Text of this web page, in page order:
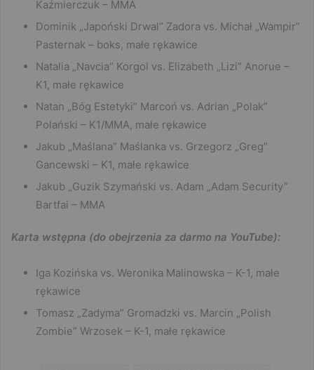
Kaźmierczuk – MMA
Dominik „Japoński Drwal” Zadora vs. Michał „Wampir”
Pasternak – boks, małe rękawice
Natalia „Navcia” Korgol vs. Elizabeth „Lizi” Anorue –
K1, małe rękawice
Natan „Bóg Estetyki” Marcoń vs. Adrian „Polak”
Polański – K1/MMA, małe rękawice
Jakub „Maślana” Maślanka vs. Grzegorz „Greg”
Gancewski – K1, małe rękawice
Jakub „Guzik Szymański vs. Adam „Adam Security”
Bartfai – MMA
Karta wstępna (do obejrzenia za darmo na YouTube):
Iga Kozińska vs. Weronika Malinowska – K-1, małe
rękawice
Tomasz „Zadyma” Gromadzki vs. Marcin „Polish
Zombie” Wrzosek – K-1, małe rękawice